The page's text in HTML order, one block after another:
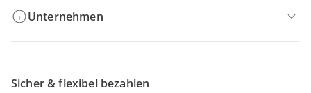
Unternehmen
Sicher & flexibel bezahlen